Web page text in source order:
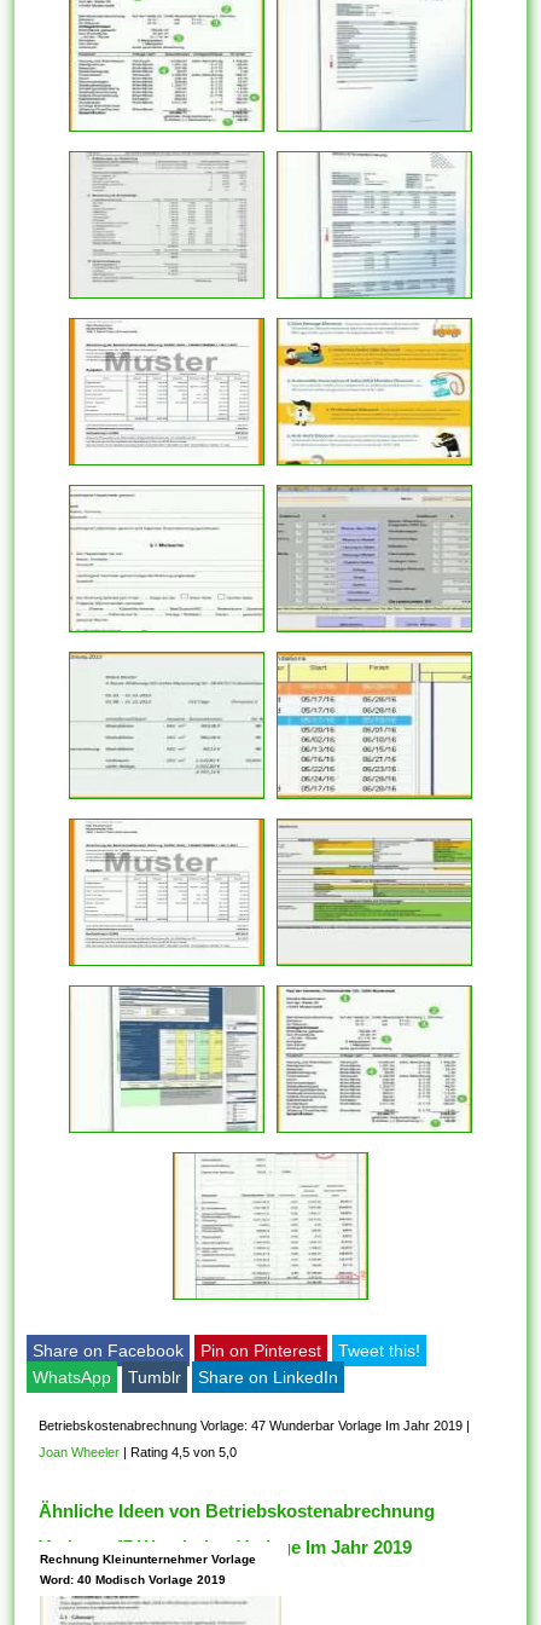
Share on Facebook Pin on Pinterest
Tweet this!
WhatsApp
Tumblr Share on LinkedIn
Betriebskostenabrechnung Vorlage: 47 Wunderbar Vorlage Im Jahr 2019
Joan Wheeler
Rating 4,5 von 5,0
Ähnliche Ideen von Betriebskostenabrechnung
Vorlage: 47 Wunderbar Vorlage Im Jahr 2019
Rechnung Kleinunternehmer Vorlage
Word: 40 Modisch Vorlage 2019